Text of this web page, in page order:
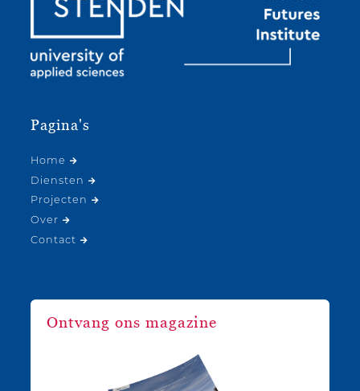
Pagina's
Home
Diensten
Projecten
Over
Contact
Ontvang ons magazine